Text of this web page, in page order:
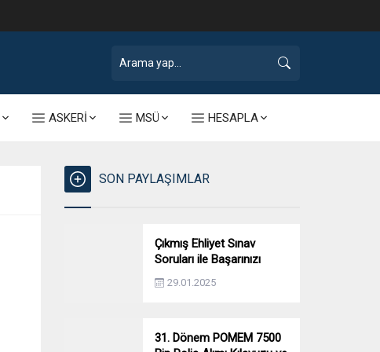
ASKERİ MSÜ HESAPLA
SON PAYLAŞIMLAR
Çıkmış Ehliyet Sınav
Soruları ile Başarınızı
Artırın!
29.01.2025
31. Dönem POMEM 7500